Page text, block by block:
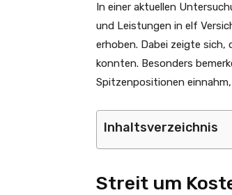
In einer aktuellen
und Leistungen in elf
erhoben. Dabei zeigte sich,
konnten. Besonders
Spitzenpositionen
Inhaltsverzeichnis
Streit um